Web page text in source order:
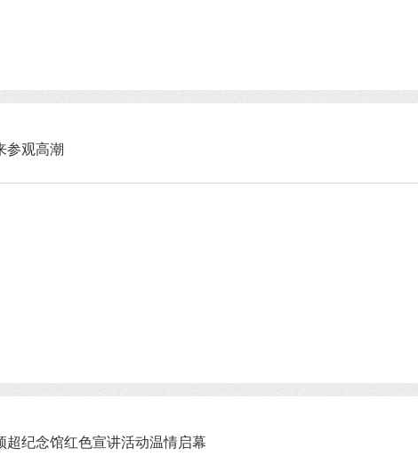
参观高潮
纪念馆红色宣讲活动温情启幕